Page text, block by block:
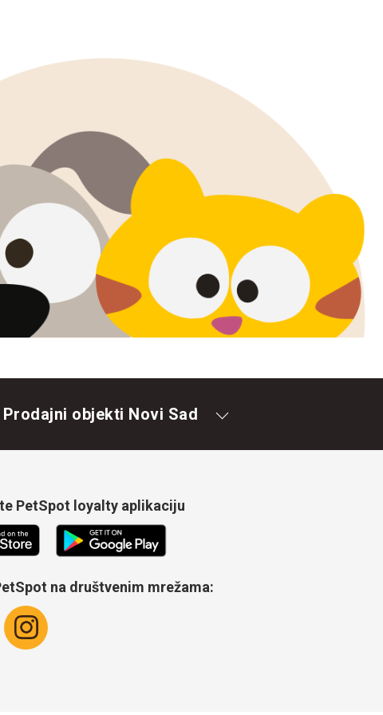
Prodajni objekti Novi Sad
PetSpot loyalty aplikaciju
na društvenim mrežama: